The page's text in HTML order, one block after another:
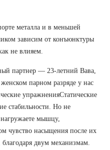
металла и в меньшей
зависим от конъюнктуры
не влияем.
партнер — 23-летний Вава,
парном разряде у нас
упражненияСтатические
стабильности. Но не
мышцу,
чувство насыщения после их
благодаря двум механизмам.